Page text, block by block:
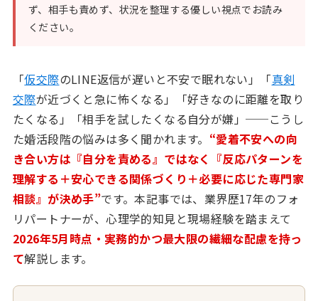
ず、相手も責めず、状況を整理する優しい視点でお読み
ください。
「仮交際のLINE返信が遅いと不安で眠れない」「真剣
交際が近づくと急に怖くなる」「好きなのに距離を取り
たくなる」「相手を試したくなる自分が嫌」──こうし
た婚活段階の悩みは多く聞かれます。 “愛着不安への向
き合い方は『自分を責める』ではなく『反応パターンを
理解する＋安心できる関係づくり＋必要に応じた専門家
相談』が決め手”です。本記事では、業界歴17年のフォ
リパートナーが、心理学的知見と現場経験を踏まえて
2026年5月時点・実務的かつ最大限の繊細な配慮を持っ
て解説します。